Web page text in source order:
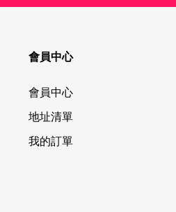
會員中心
會員中心
地址清單
我的訂單